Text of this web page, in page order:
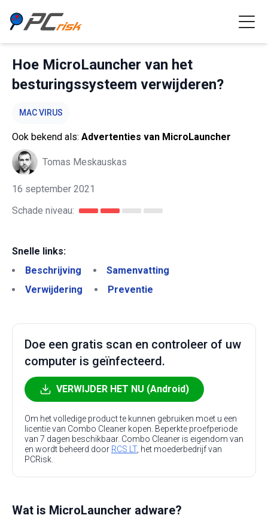
Hoe MicroLauncher van het
besturingssysteem verwijderen?
MAC VIRUS
Ook bekend als: Advertenties van MicroLauncher
Tomas Meskauskas
16 september 2021
Schade niveau:
Snelle links:
Beschrijving
Samenvatting
Verwijdering
Preventie
Doe een gratis scan en controleer of uw
computer is geïnfecteerd.
VERWIJDER HET NU (Android)
Om het volledige product te kunnen gebruiken moet u een
licentie van Combo Cleaner kopen. Beperkte proefperiode
van 7 dagen beschikbaar. Combo Cleaner is eigendom van
en wordt beheerd door RCS LT, het moederbedrijf van
PCRisk.
Wat is MicroLauncher adware?